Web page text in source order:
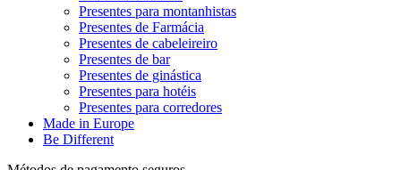
Presentes para montanhistas
Presentes de Farmácia
Presentes de cabeleireiro
Presentes de bar
Presentes de ginástica
Presentes para hotéis
Presentes para corredores
Made in Europe
Be Different